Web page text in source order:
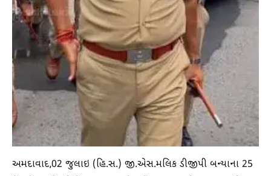
અમદાવાદ,02 જુલાઇ (હિ.સ.) જી.એસ.મલિક ડીજીપી બન્યાના 25